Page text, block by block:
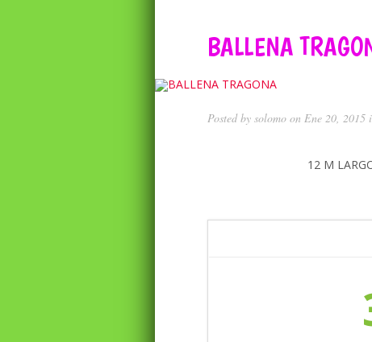
BALLENA
Posted by solomo on Ene 20, 2015
12 M